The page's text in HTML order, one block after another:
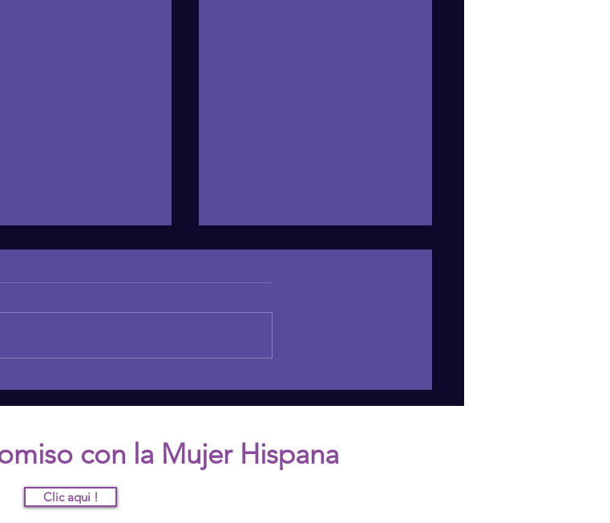
con la Mujer Hispana
Clic aqui !